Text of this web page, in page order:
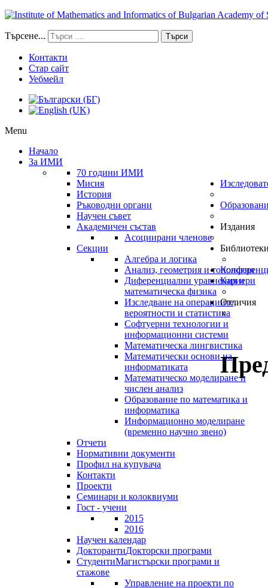
Търсене... Търси
Контакти
Стар сайт
Уебмейл
Menu
Начало
За ИМИ
70 години ИМИ
Мисия
История
Ръководни органи
Научен съвет
Академичен състав
Асоциирани членове
Секции
Алгебра и логика
Анализ, геометрия и топология
Диференциални уравнения и
математическа физика
Изследване на операциите,
вероятности и статистика
Софтуерни технологии и
информационни системи
Математическа лингвистика
Математически основи на
информатиката
Математическо моделиране и
числен анализ
Образование по математика и
информатика
Информационно моделиране
(временно научно звено)
Отчети
Нормативни документи
Профил на купувача
Контакти
Проекти
Семинари и колоквиуми
Гост - учени
2015
2016
Научен календар
ДокторантиДокторски програми
СтудентиМагистърски програми и
стажове
Управление на проекти по
Издания
Кариери
Отличия